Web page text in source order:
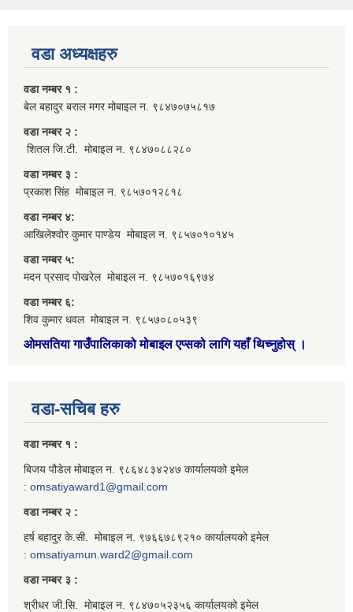
वडा अध्यक्षहरु
वडा नम्बर १ :
बेल बहादुर बराल मगर मोबाइल न. ९८४७०७५८१७
वडा नम्बर २ :
शितल जि.टी. मोबाइल न. ९८४७०८८२८०
वडा नम्बर ३ :
प्रकाश सिंह मोबाइल न. ९८५७०१२८१८
वडा नम्बर ४:
आखिलेश्वोर कुमार पाण्डेय मोबाइल न. ९८५७०१०१४५
वडा नम्बर ५:
मदन प्रसाद पोखरेल मोबाइल न. ९८५७०१६९७४
वडा नम्बर ६:
शिव कुमार धवल मोबाइल न. ९८५७०८०५३९
ओमसतिया गाउँपालिकाको मोबाइल एप्सको लागि यहाँ थिच्नुहोस् ।
वडा-सचिब हरु
वडा नम्बर १ :
बिजय पौडेल मोबाइल न. ९८६४८३४२४७ कार्यालयको इमेल
: omsatiyaward1@gmail.com
वडा नम्बर २ :
हर्ष बहादुर के.सी. मोबाइल न. ९७६६७८९२१० कार्यालयको इमेल
: omsatiyamun.ward2@gmail.com
वडा नम्बर ३ :
श्रीधर जी.सि. मोबाइल न. ९८४७०५२३५६ कार्यालयको इमेल